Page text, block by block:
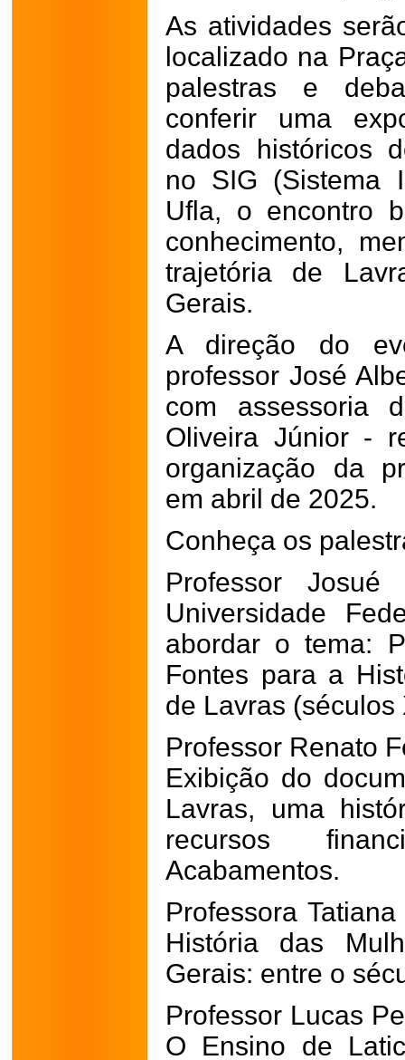
As atividades
localizado na
palestras e
conferir uma
dados históricos
no SIG (Sistema
Ufla, o encontro
conhecimento,
trajetória de
Gerais.
A direção do
professor José
com assessoria
Oliveira Júnior -
organização da
em abril de 2025.
Conheça os
Professor Josué
Universidade
abordar o tema:
Fontes para a
de Lavras (séculos
Professor Renato
Exibição do
Lavras, uma
recursos
Acabamentos.
Professora
História das
Gerais: entre o
Professor Lucas
O Ensino de